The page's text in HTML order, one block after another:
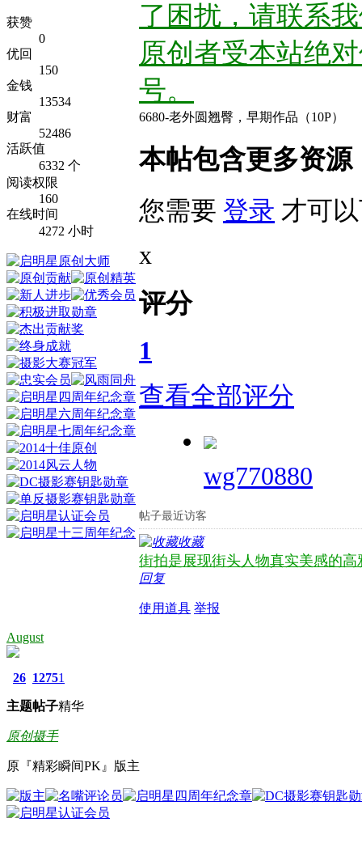
获赞
0
优回
150
金钱
13534
财富
52486
活跃值
6332 个
阅读权限
160
在线时间
4272 小时
了困扰，请联系
原创者受本站绝
号。
6680-老外圆翘臀，早期作品（10P）
本帖包含更多资
您需要 登录 才可
x
评分
1
查看全部评分
wg770880
帖子最近访客
收藏
街拍是展现街头人物真实美感的
回复
使用道具 举报
August
26
主题
1275
帖子
1
精华
原创摄手
原『精彩瞬间PK』版主